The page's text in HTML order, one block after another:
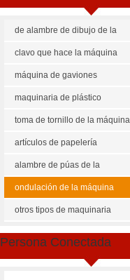
de alambre de dibujo de la
máquina
clavo que hace la máquina
máquina de gaviones
maquinaria de plástico
toma de tornillo de la máquina
artículos de papelería
maquinaria
alambre de púas de la
máquina
ondulación de la máquina
otros tipos de maquinaria
Persona Conectada